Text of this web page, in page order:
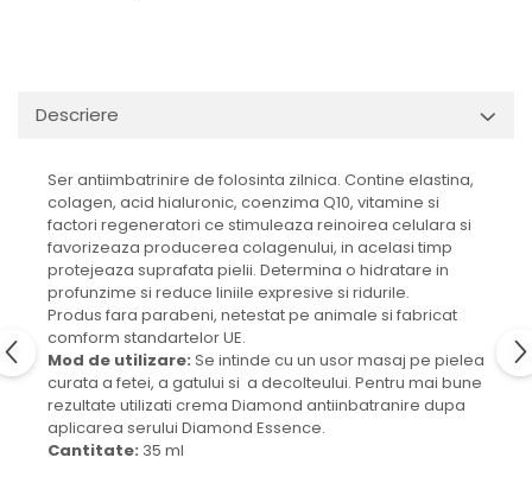
Descriere
Ser antiimbatrinire de folosinta zilnica. Contine elastina,
colagen, acid hialuronic, coenzima Q10, vitamine si
factori regeneratori ce stimuleaza reinoirea celulara si
favorizeaza producerea colagenului, in acelasi timp
protejeaza suprafata pielii. Determina o hidratare in
profunzime si reduce liniile expresive si ridurile.
Produs fara parabeni, netestat pe animale si fabricat
comform standartelor UE.
Mod de utilizare: Se intinde cu un usor masaj pe pielea
curata a fetei, a gatului si a decolteului. Pentru mai bune
rezultate utilizati crema Diamond antiinbatranire dupa
aplicarea serului Diamond Essence.
Cantitate: 35 ml